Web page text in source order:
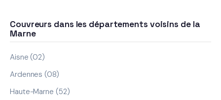
Couvreurs dans les départements voisins de la
Marne
Aisne (02)
Ardennes (08)
Haute-Marne (52)